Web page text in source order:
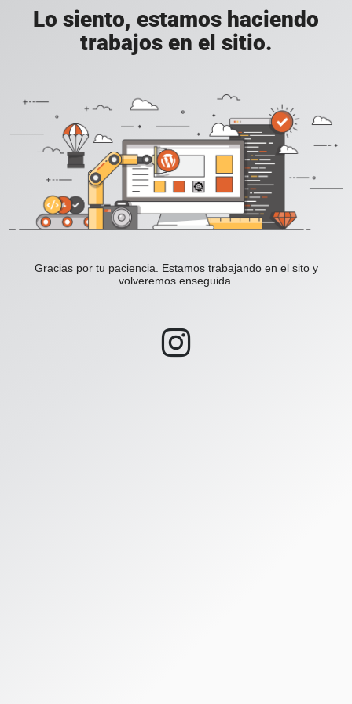
Lo siento, estamos haciendo
trabajos en el sitio.
Gracias por tu paciencia. Estamos trabajando en el sito y
volveremos enseguida.